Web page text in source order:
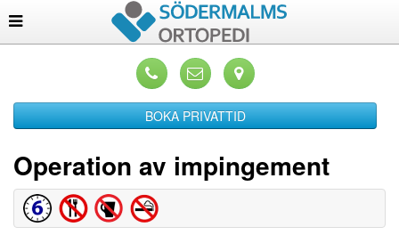
BOKA PRIVATTID
Operation av impingement